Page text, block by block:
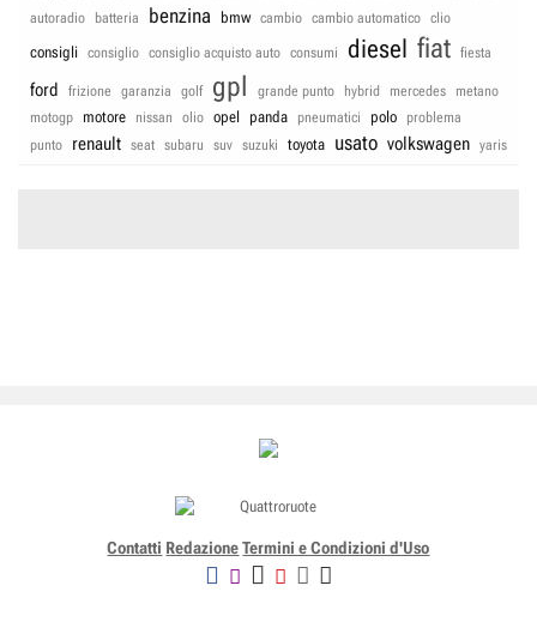
autoradio
batteria benzina bmw cambio cambio automatico clio
consigli consiglio consiglio acquisto auto consumi diesel fiat fiesta
ford frizione garanzia golf gpl grande punto hybrid mercedes
metano
motogp
motore nissan olio opel panda pneumatici polo
problema
punto
renault seat subaru suv suzuki toyota usato volkswagen yaris
Contatti Redazione Termini e Condizioni d'Uso